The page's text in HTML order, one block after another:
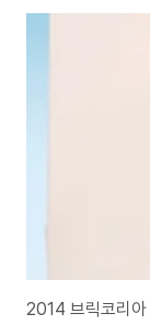
2014 브릭코리